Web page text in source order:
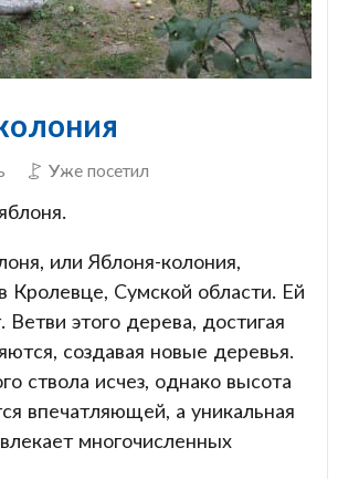
Уже посетил
или Яблоня-колония,
Кролевце, Сумской области. Ей
Ветви этого дерева, достигая
создавая новые деревья.
ствола исчез, однако высота
впечатляющей, а уникальная
многочисленных